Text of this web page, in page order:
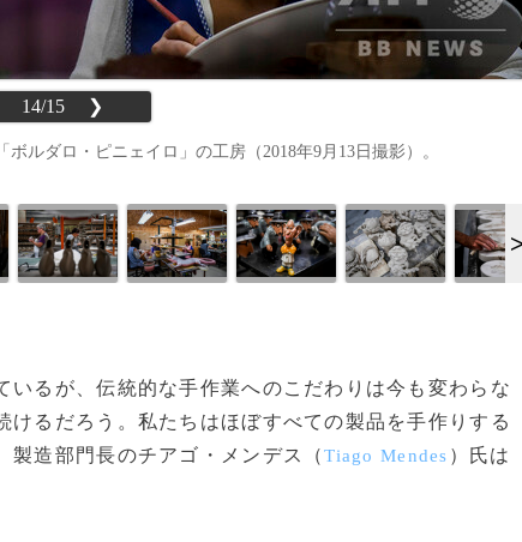
14/15 ❯
ルダロ・ピニェイロ」の工房（2018年9月13日撮影）。
るが、伝統的な手作業へのこだわりは今も変わらな
るだろう。私たちはほぼすべての製品を手作りする
製造部門長のチアゴ・メンデス（Tiago Mendes ）氏は